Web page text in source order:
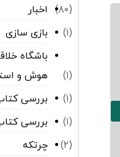
اخبار
(۸۰)
بازی سازی
(۱)
باشگاه
هوش و
(۱)
بررسی
(۱)
بررسی
(۱)
چرتکه
(۲)